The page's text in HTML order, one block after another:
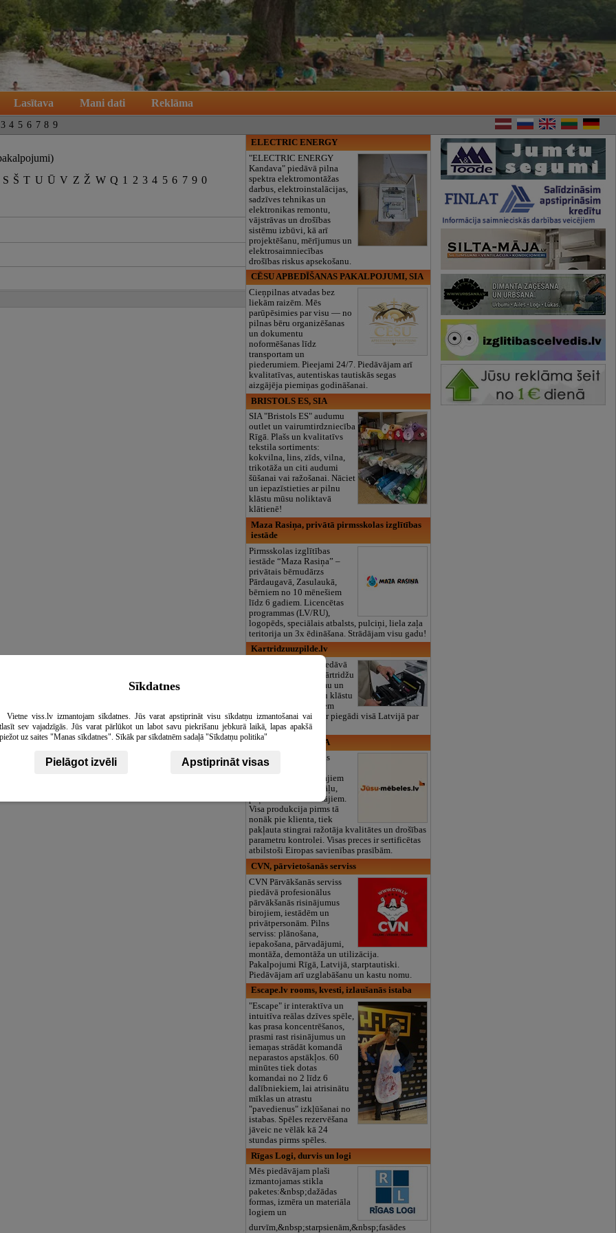
Lasītava Mani dati Reklāma
3 4 5 6 7 8 9
S Š T U Ū V Z Ž W Q 1 2 3 4 5 6 7 9 0
ELECTRIC ENERGY
"ELECTRIC ENERGY
Kandava" piedāvā pilna
spektra elektromontāžas
darbus, elektroinstalācijas,
sadzīves tehnikas un
elektronikas remontu,
vājstrāvas un drošības
sistēmu izbūvi, kā arī
projektēšanu, mērījumus un
elektrosaimniecības
drošības riskus apsekošanu.
CĒSU APBEDĪŠANAS PAKALPOJUMI, SIA
Cieņpilnas atvadas bez
liekām raizēm. Mēs
parūpēsimies par visu — no
pilnas bēru organizēšanas
un dokumentu
noformēšanas līdz
transportam un
piederumiem. Pieejami 24/7. Piedāvājam arī
kvalitatīvas, autentiskas tautiskās segas
aizgājēja piemiņas godināšanai.
BRISTOLS ES, SIA
SIA "Bristols ES" audumu
outlet un vairumtirdzniecība
Rīgā. Plašs un kvalitatīvs
tekstila sortiments:
kokvilna, lins, zīds, vilna,
trikotāža un citi audumi
šūšanai vai ražošanai. Nāciet
un iepazīstieties ar pilnu
klāstu mūsu noliktavā
klātienē!
Maza Rasiņa, privātā pirmsskolas izglītības
iestāde
Pirmsskolas izglītības
iestāde “Maza Rasiņa” –
privātais bērnudārzs
Pārdaugavā, Zasulaukā,
bērniem no 10 mēnešiem
līdz 6 gadiem. Licencētas
programmas (LV/RU),
logopēds, speciālais atbalsts, pulciņi, liela zaļa
teritorija un 3x ēdināšana. Strādājam visu gadu!
Kartridzuuzpilde.lv
Kārtridžu Uzpilde piedāvā
ātru un kvalitatīvu kārtridžu
uzpildes pakalpojumu un
plašu jaunu kārtridžu klāstu
visiem populārākajiem
printeru ražotājiem ar piegādi visā Latvijā par
izdevīgām cenām.
Jūsu-mēbeles.lv, SIA
Veikala mājaslapā Jūs
atradīsiet mēbeles,
aksesuārus no labākajiem
skandināvu, vācu, itāļu,
poļu un citiem ražotājiem.
Visa produkcija pirms tā
nonāk pie klienta, tiek
pakļauta stingrai ražotāja kvalitātes un drošības
parametru kontrolei. Visas preces ir sertificētas
atbilstoši Eiropas savienības prasībām.
CVN, pārvietošanās serviss
CVN Pārvākšanās serviss
piedāvā profesionālus
pārvākšanās risinājumus
birojiem, iestādēm un
privātpersonām. Pilns
serviss: plānošana,
iepakošana, pārvadājumi,
montāža, demontāža un utilizācija.
Pakalpojumi Rīgā, Latvijā, starptautiski.
Piedāvājam arī uzglabāšanu un kastu nomu.
Escape.lv rooms, kvesti, izlaušanās istaba
"Escape" ir interaktīva un
intuitīva reālas dzīves spēle,
kas prasa koncentrēšanos,
prasmi rast risinājumus un
iemaņas strādāt komandā
neparastos apstākļos. 60
minūtes tiek dotas
komandai no 2 līdz 6
dalībniekiem, lai atrisinātu
mīklas un atrastu
"pavedienus" izkļūšanai no
istabas. Spēles rezervēšana
jāveic ne vēlāk kā 24
stundas pirms spēles.
Rīgas Logi, durvis un logi
Mēs piedāvājam plaši
izmantojamas stikla
paketes:&nbsp;dažādas
formas, izmēra un materiāla
logiem un
durvīm,&nbsp;starpsienām,&nbsp;fasādes
Sīkdatnes
Vietne viss.lv izmantojam sīkdatnes. Jūs varat apstiprināt visu sīkdatņu izmantošanai vai
sev vajadzīgās. Jūs varat pārlūkot un labot savu piekrišanu jebkurā laikā, lapas apakšā
uz saites "Manas sīkdatnes". Sīkāk par sīkdatnēm sadaļā "Sīkdatņu politika"
Pielāgot izvēli Apstiprināt visas